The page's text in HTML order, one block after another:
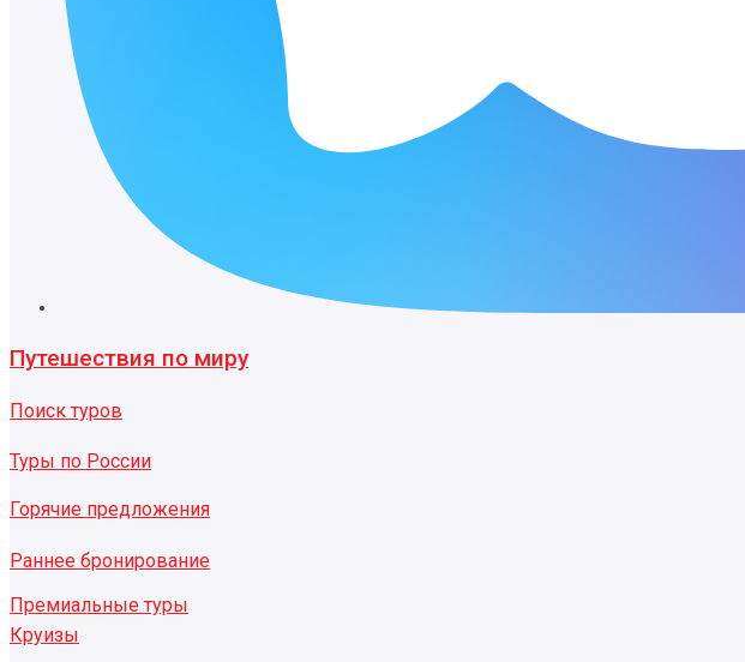
Путешествия по миру
Поиск туров
Туры по России
Горячие предложения
Раннее бронирование
Премиальные туры
Круизы